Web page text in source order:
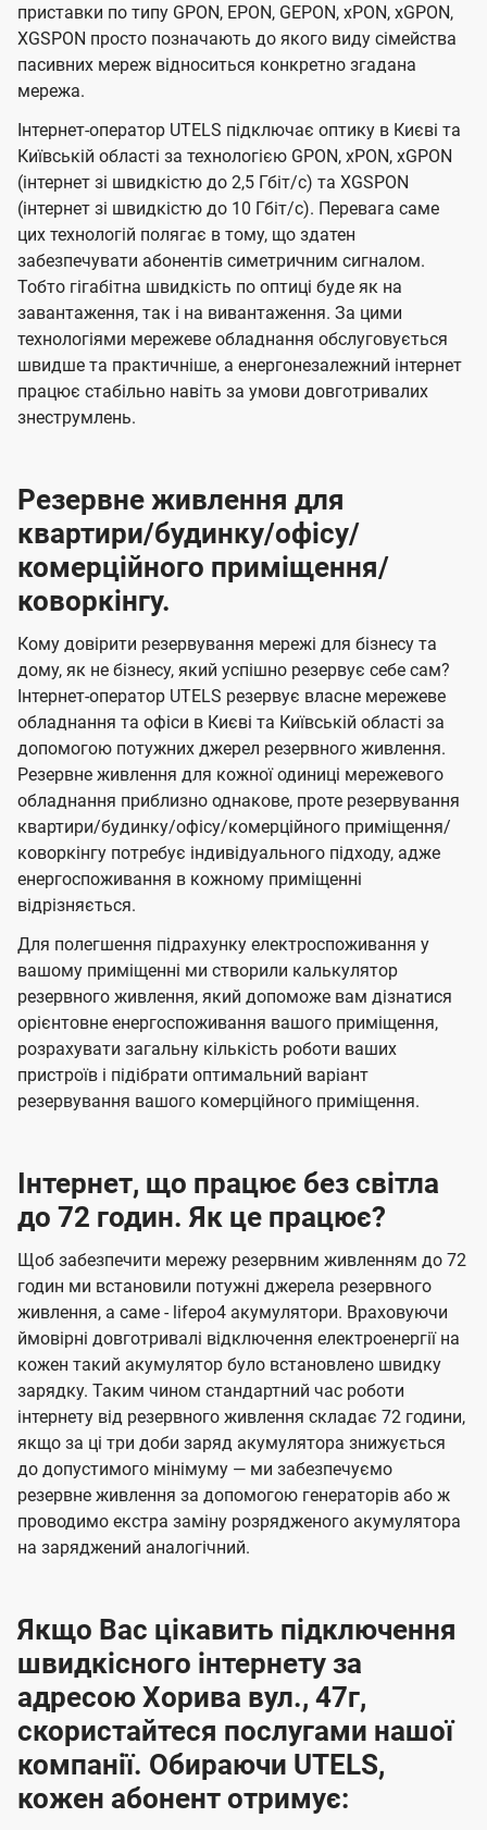
приставки по типу GPON, EPON, GEPON, xPON, xGPON,
XGSPON просто позначають до якого виду сімейства
пасивних мереж відноситься конкретно згадана
мережа.
Інтернет-оператор UTELS підключає оптику в Києві та
Київській області за технологією GPON, xPON, xGPON
(інтернет зі швидкістю до 2,5 Гбіт/с) та XGSPON
(інтернет зі швидкістю до 10 Гбіт/с). Перевага саме
цих технологій полягає в тому, що здатен
забезпечувати абонентів симетричним сигналом.
Тобто гігабітна швидкість по оптиці буде як на
завантаження, так і на вивантаження. За цими
технологіями мережеве обладнання обслуговується
швидше та практичніше, а енергонезалежний інтернет
працює стабільно навіть за умови довготривалих
знеструмлень.
Резервне живлення для
квартири/будинку/офісу/
комерційного приміщення/
коворкінгу.
Кому довірити резервування мережі для бізнесу та
дому, як не бізнесу, який успішно резервує себе сам?
Інтернет-оператор UTELS резервує власне мережеве
обладнання та офіси в Києві та Київській області за
допомогою потужних джерел резервного живлення.
Резервне живлення для кожної одиниці мережевого
обладнання приблизно однакове, проте резервування
квартири/будинку/офісу/комерційного приміщення/
коворкінгу потребує індивідуального підходу, адже
енергоспоживання в кожному приміщенні
відрізняється.
Для полегшення підрахунку електроспоживання у
вашому приміщенні ми створили калькулятор
резервного живлення, який допоможе вам дізнатися
орієнтовне енергоспоживання вашого приміщення,
розрахувати загальну кількість роботи ваших
пристроїв і підібрати оптимальний варіант
резервування вашого комерційного приміщення.
Інтернет, що працює без світла
до 72 годин. Як це працює?
Щоб забезпечити мережу резервним живленням до 72
годин ми встановили потужні джерела резервного
живлення, а саме - lifepo4 акумулятори. Враховуючи
ймовірні довготривалі відключення електроенергії на
кожен такий акумулятор було встановлено швидку
зарядку. Таким чином стандартний час роботи
інтернету від резервного живлення складає 72 години,
якщо за ці три доби заряд акумулятора знижується
до допустимого мінімуму — ми забезпечуємо
резервне живлення за допомогою генераторів або ж
проводимо екстра заміну розрядженого акумулятора
на заряджений аналогічний.
Якщо Вас цікавить підключення
швидкісного інтернету за
адресою Хорива вул., 47г,
скористайтеся послугами нашої
компанії. Обираючи UTELS,
кожен абонент отримує: